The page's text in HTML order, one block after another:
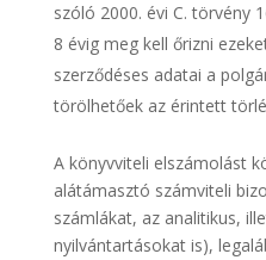
szóló 2000. évi C. törvény
8 évig meg kell őrizni
szerződéses adatai a
törölhetőek az érintett
A könyvviteli elszámolást
alátámasztó számviteli
számlákat, az analitikus,
nyilvántartásokat is),